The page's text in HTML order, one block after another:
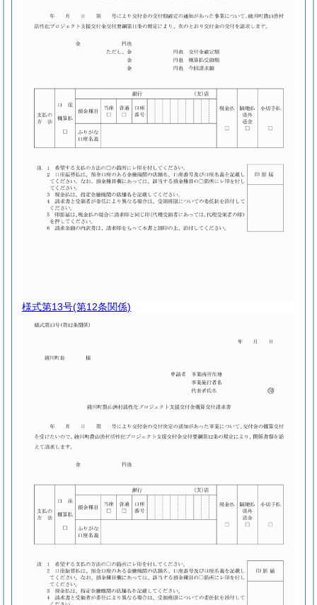
様式第13号(第12条関係)